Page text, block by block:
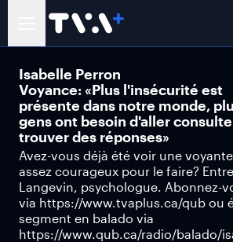
Isabelle Perron
Voyance: «Plus l'insécurité est
présente dans notre monde,
gens ont besoin d'aller
trouver des réponses»
Avez-vous déjà été voir une
assez courageux pour le faire?
Langevin, psychologue. Abonnez-
via https://www.tvaplus.ca/qub ou
segment en balado via
https://www.qub.ca/radio/balado/